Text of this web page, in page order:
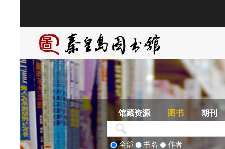
馆藏资源 图书 期刊
全部 书名 作者